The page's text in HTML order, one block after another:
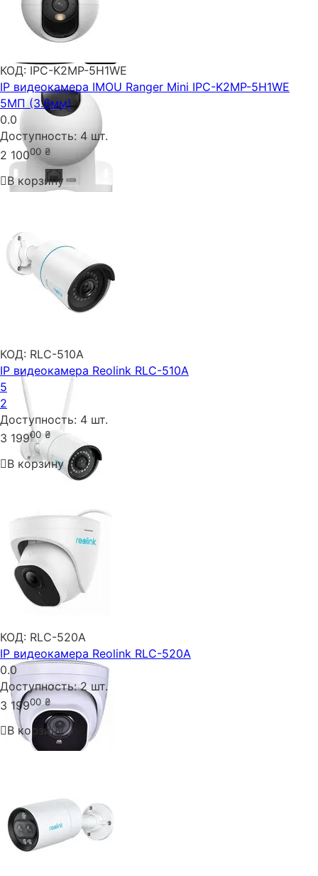
КОД: IPC-K2MP-5H1WE
IP видеокамера IMOU Ranger Mini IPC-K2MP-5H1WE
5МП (3.6мм)
0.0
Доступность: 4 шт.
2 10000 ₴
В корзину
КОД: RLC-510A
IP видеокамера Reolink RLC-510A
5
2
Доступность: 4 шт.
3 19900 ₴
В корзину
КОД: RLC-520A
IP видеокамера Reolink RLC-520A
0.0
Доступность: 2 шт.
3 19900 ₴
В корзину